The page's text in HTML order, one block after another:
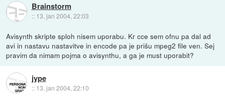
Brainstorm
:: 13. jan 2004, 22:03
Avisynth skripte sploh nisem uporabu. Kr cce sem ofnu pa dal ad
avi in nastavu nastavitve in encode pa je prišu mpeg2 file ven. Sej
pravim da nimam pojma o avisynthu, a ga je must uporabit?
jype
:: 13. jan 2004, 22:10